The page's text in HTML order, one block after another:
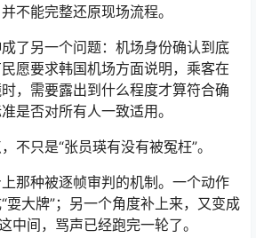
不能完整还原现场流程。
了另一个问题：机场身份确认到底
愿要求韩国机场方面说明，乘客在
，需要露出到什么程度才算符合确
是否对所有人一致适用。
不只是“张员瑛有没有被冤枉”。
那种被逐帧审判的机制。一个动作
耍大牌”；另一个角度补上来，又变成
中间，骂声已经跑完一轮了。